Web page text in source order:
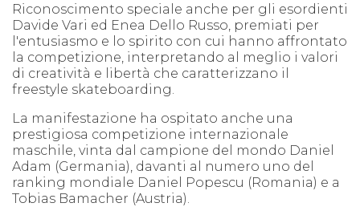
Riconoscimento speciale anche per gli esordienti
Davide Vari ed Enea Dello Russo, premiati per
l'entusiasmo e lo spirito con cui hanno affrontato
la competizione, interpretando al meglio i valori
di creatività e libertà che caratterizzano il
freestyle skateboarding.
La manifestazione ha ospitato anche una
prestigiosa competizione internazionale
maschile, vinta dal campione del mondo Daniel
Adam (Germania), davanti al numero uno del
ranking mondiale Daniel Popescu (Romania) e a
Tobias Bamacher (Austria).